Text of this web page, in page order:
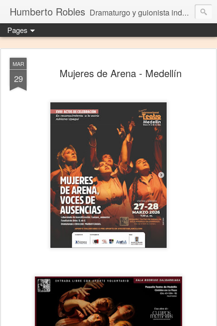
Humberto Robles Dramaturgo y guionista independiente
Pages
MAR
29 Mujeres de Arena - Medellín